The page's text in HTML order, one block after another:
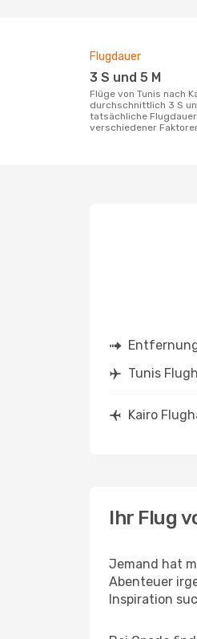
Flugdauer
3 S und 5 M
Flüge von Tunis nach Kairo dauern
durchschnittlich 3 S
tatsächliche
verschiedener
Tunis
Kairo
Ihr Flug
Jemand hat
Abenteuer
Inspiration